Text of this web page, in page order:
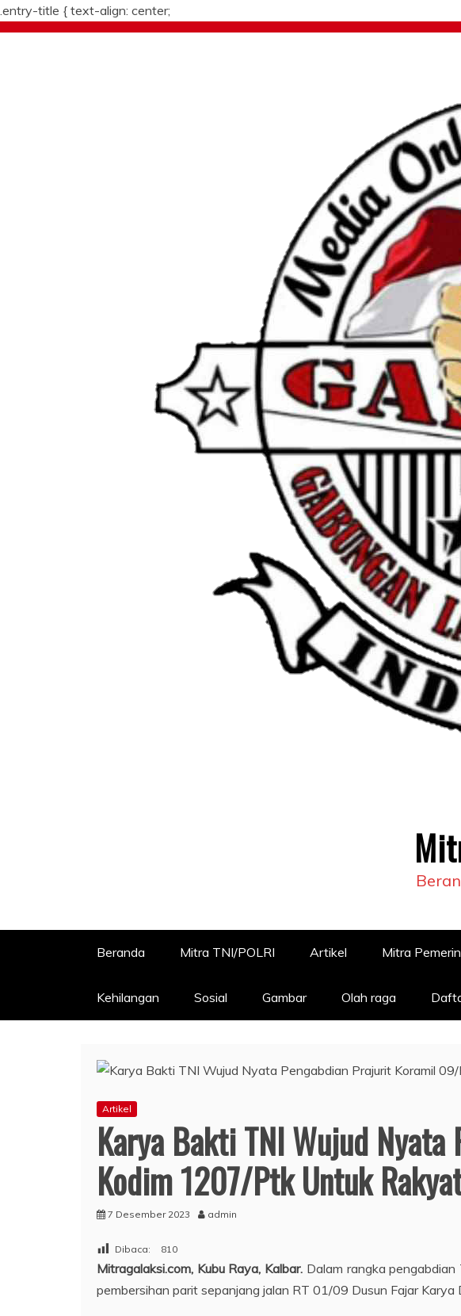
.entry-title { text-align: center;
Skip
Beranda Mitra TNI/POLRI Artikel Mitra
Kehilangan Sosial Gambar Olah raga
Artikel
Karya Bakti TNI Wujud
Kodim 1207/Ptk Untuk
7 Desember 2023 admin
Dibaca: 810
Mitragalaksi.com, Kubu Raya, Kalbar. Dalam rangka
pembersihan parit sepanjang jalan RT 01/09 Dusun Fajar